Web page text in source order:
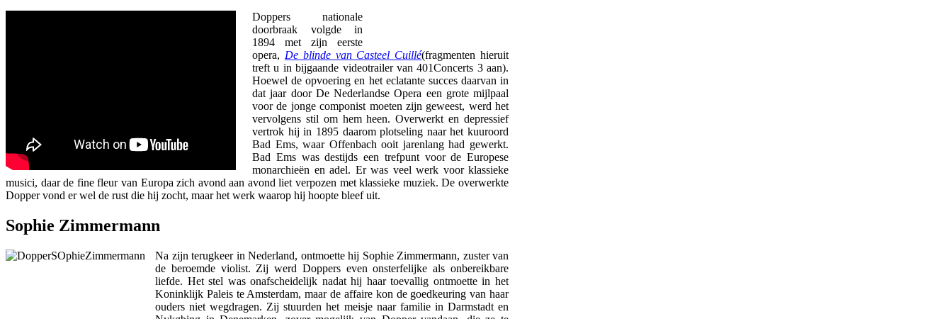
Doppers nationale
doorbraak volgde in
1894 met zijn eerste
opera, De blinde van Casteel Cuillé(fragmenten hieruit
treft u in bijgaande videotrailer van 401Concerts 3 aan).
Hoewel de opvoering en het eclatante succes daarvan in
dat jaar door De Nederlandse Opera een grote mijlpaal
voor de jonge componist moeten zijn geweest, werd het
vervolgens stil om hem heen. Overwerkt en depressief
vertrok hij in 1895 daarom plotseling naar het kuuroord
Bad Ems, waar Offenbach ooit jarenlang had gewerkt.
Bad Ems was destijds een trefpunt voor de Europese
monarchieën en adel. Er was veel werk voor klassieke
musici, daar de fine fleur van Europa zich avond aan avond liet verpozen met klassieke muziek. De overwerkte
Dopper vond er wel de rust die hij zocht, maar het werk waarop hij hoopte bleef uit.
Sophie Zimmermann
Na zijn terugkeer in Nederland, ontmoette hij Sophie Zimmermann, zuster van
de beroemde violist. Zij werd Doppers even onsterfelijke als onbereikbare
liefde. Het stel was onafscheidelijk nadat hij haar toevallig ontmoette in het
Koninklijk Paleis te Amsterdam, maar de affaire kon de goedkeuring van haar
ouders niet wegdragen. Zij stuurden het meisje naar familie in Darmstadt en